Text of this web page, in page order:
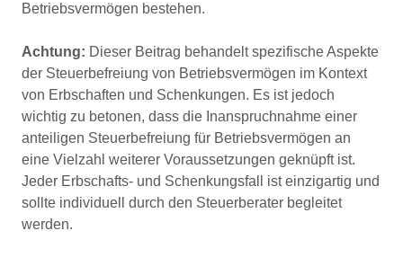
Betriebsvermögen bestehen.
Achtung: Dieser Beitrag behandelt spezifische Aspekte
der Steuerbefreiung von Betriebsvermögen im Kontext
von Erbschaften und Schenkungen. Es ist jedoch
wichtig zu betonen, dass die Inanspruchnahme einer
anteiligen Steuerbefreiung für Betriebsvermögen an
eine Vielzahl weiterer Voraussetzungen geknüpft ist.
Jeder Erbschafts- und Schenkungsfall ist einzigartig und
sollte individuell durch den Steuerberater begleitet
werden.